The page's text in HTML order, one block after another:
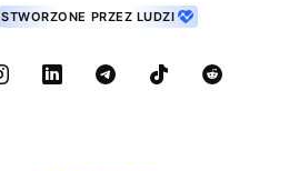
STWORZONE PRZEZ LUDZI